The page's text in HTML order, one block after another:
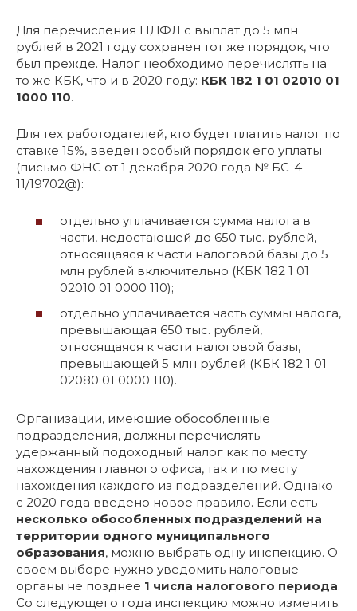
Для перечисления НДФЛ с выплат до 5 млн
рублей в 2021 году сохранен тот же порядок, что
был прежде. Налог необходимо перечислять на
то же КБК, что и в 2020 году: КБК 182 1 01 02010 01
1000 110.
Для тех работодателей, кто будет платить налог по
ставке 15%, введен особый порядок его уплаты
(письмо ФНС от 1 декабря 2020 года № БС-4-
11/19702@):
отдельно уплачивается сумма налога в
части, недостающей до 650 тыс. рублей,
относящаяся к части налоговой базы до 5
млн рублей включительно (КБК 182 1 01
02010 01 0000 110);
отдельно уплачивается часть суммы налога,
превышающая 650 тыс. рублей,
относящаяся к части налоговой базы,
превышающей 5 млн рублей (КБК 182 1 01
02080 01 0000 110).
Организации, имеющие обособленные
подразделения, должны перечислять
удержанный подоходный налог как по месту
нахождения главного офиса, так и по месту
нахождения каждого из подразделений. Однако
с 2020 года введено новое правило. Если есть
несколько обособленных подразделений на
территории одного муниципального
образования, можно выбрать одну инспекцию. О
своем выборе нужно уведомить налоговые
органы не позднее 1 числа налогового периода.
Со следующего года инспекцию можно изменить.